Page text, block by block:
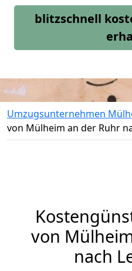
blitzschnell
Umzugsunternehmen
von Mülheim an der Ruhr
von
nach